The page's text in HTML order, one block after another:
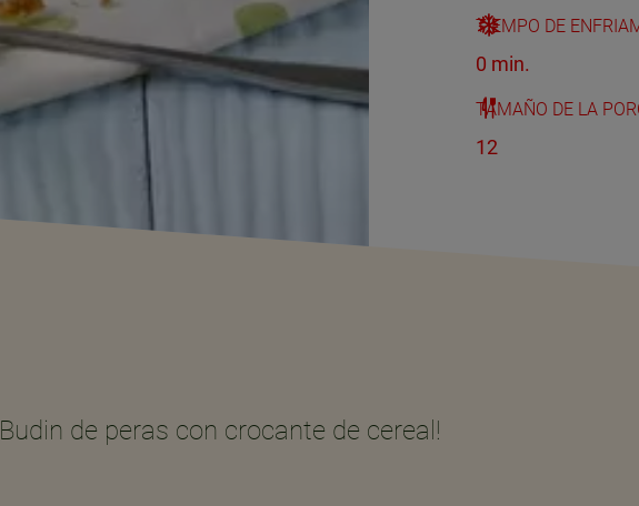
TIEMPO DE
0 min.
TAMAÑO DE LA
12
Budin de peras con crocante de cereal!